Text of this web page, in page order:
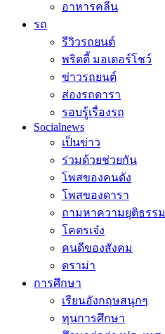
อาหารคลีน
รถ
รีวิวรถยนต์
พริตตี้ มอเตอร์โชว์
ข่าวรถยนต์
ส่องรถดารา
รอบรู้เรื่องรถ
Socialnews
เป็นข่าว
ร่วมด้วยช่วยกัน
โพสของคนดัง
โพสของดารา
ถามหาความยุติธรรม
โคตรเจ๋ง
คนดีของสังคม
ดราม่า
การศึกษา
เรียนอังกฤษสนุกๆ
ทุนการศึกษา